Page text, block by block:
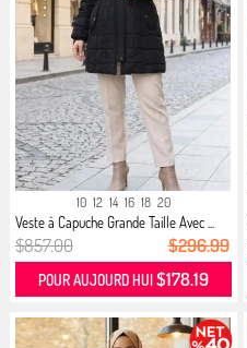
10 12 14 16 18 20
Veste à Capuche Grande Taille Avec ...
$857.00 $296.99
POUR AUJOURD HUI$178.19